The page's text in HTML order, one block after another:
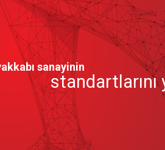
sanayinin